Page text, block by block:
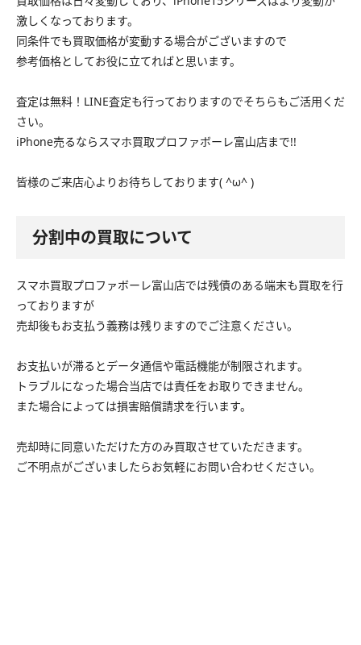
激しくなっております。
同条件でも買取価格が変動する場合がございますので
参考価格としてお役に立てればと思います。
査定は無料！LINE査定も行っておりますのでそちらもご活用くだ
さい。
iPhone売るならスマホ買取プロファボーレ富山店まで!!
皆様のご来店心よりお待ちしております( ^ω^ )
分割中の買取について
スマホ買取プロファボーレ富山店では残債のある端末も買取を行
っておりますが
売却後もお支払う義務は残りますのでご注意ください。
お支払いが滞るとデータ通信や電話機能が制限されます。
トラブルになった場合当店では責任をお取りできません。
また場合によっては損害賠償請求を行います。
売却時に同意いただけた方のみ買取させていただきます。
ご不明点がございましたらお気軽にお問い合わせください。